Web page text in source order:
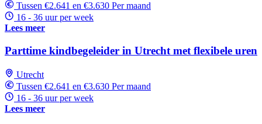
Tussen €2.641 en €3.630 Per maand
16 - 36 uur per week
Lees meer
Parttime kindbegeleider in Utrecht met flexibele uren
Utrecht
Tussen €2.641 en €3.630 Per maand
16 - 36 uur per week
Lees meer